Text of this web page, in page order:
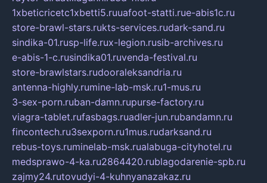
1xbeticricetc1xbetti5.ruuafoot-statti.rue-abis1c.ru
store-brawl-stars.rukts-services.rudark-sand.ru
sindika-01.rusp-life.rux-legion.rusib-archives.ru
e-abis-1-c.rusindika01.ruvenda-festival.ru
store-brawlstars.rudooraleksandria.ru
antenna-highly.rumine-lab-msk.ru1-mus.ru
3-sex-porn.ruban-damn.rupurse-factory.ru
viagra-tablet.rufasbags.ruadler-jun.rubandamn.ru
fincontech.ru3sexporn.ru1mus.rudarksand.ru
rebus-toys.ruminelab-msk.rualabuga-cityhotel.ru
medsprawo-4-ka.ru2864420.rublagodarenie-spb.ru
zajmy24.rutovudyi-4-kuhnyanazakaz.ru